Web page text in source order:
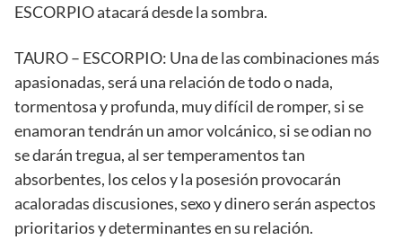
ESCORPIO atacará desde la sombra.
TAURO – ESCORPIO: Una de las combinaciones más
apasionadas, será una relación de todo o nada,
tormentosa y profunda, muy difícil de romper, si se
enamoran tendrán un amor volcánico, si se odian no
se darán tregua, al ser temperamentos tan
absorbentes, los celos y la posesión provocarán
acaloradas discusiones, sexo y dinero serán aspectos
prioritarios y determinantes en su relación.